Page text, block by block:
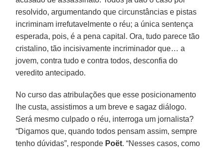
resolvido, argumentando que circunstâncias e pistas
incriminam irrefutavelmente o réu; a única sentença
esperada, pois, é a pena capital. Ora, tudo parece tão
cristalino, tão incisivamente incriminador que… a
jovem, contra tudo e contra todos, desconfia do
veredito antecipado.
No curso das atribulações que esse posicionamento
lhe custa, assistimos a um breve e sagaz diálogo.
Será mesmo culpado o réu, interroga um jornalista?
“Digamos que, quando todos pensam assim, sempre
tenho dúvidas”, responde Poët. “Nesses casos, como